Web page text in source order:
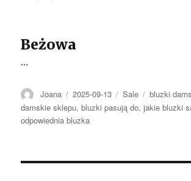
Beżowa
…
Autor
Joana Opublikowano
2025-09-13 Kategorie
Sale Tagi
bluzki
damskie sklepu,bluzki pasują do,jakie bluzki
odpowiednia bluzka